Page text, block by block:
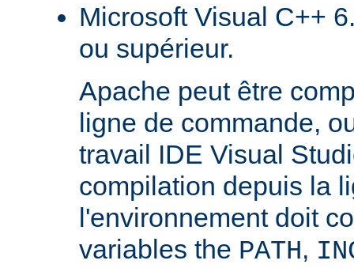
Microsoft Visual C++
ou supérieur.
Apache peut être
ligne de commande,
travail IDE Visual
compilation depuis la
l'environnement doit
variables the PATH,